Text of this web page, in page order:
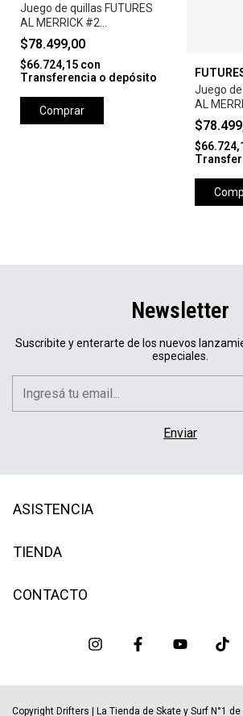
Juego de quillas FUTURES
AL MERRICK #2
THERMOTECH THRUSTER x
3 PCS / LARGE
$78.499,00
$66.724,15 con
Transferencia o depósito
Comprar
Juego de
AL
3 PCS /
Newsletter
Suscribite y enterarte de los nuevos
especiales.
ASISTENCIA
TIENDA
CONTACTO
Copyright Drifters | La Tienda de Skate y Surf N°1